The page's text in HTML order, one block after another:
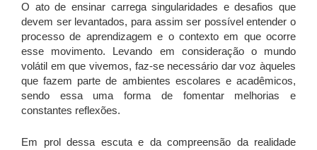
O ato de ensinar carrega singularidades e desafios que
devem ser levantados, para assim ser possível entender o
processo de aprendizagem e o contexto em que ocorre
esse movimento. Levando em consideração o mundo
volátil em que vivemos, faz-se necessário dar voz àqueles
que fazem parte de ambientes escolares e acadêmicos,
sendo essa uma forma de fomentar melhorias e
constantes reflexões.
Em prol dessa escuta e da compreensão da realidade